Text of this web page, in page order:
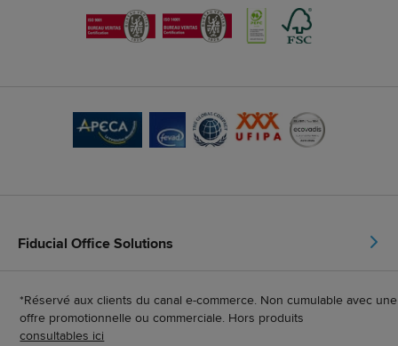
Fiducial Office Solutions
*Réservé aux clients du canal e-commerce. Non cumulable avec une
offre promotionnelle ou commerciale. Hors produits
consultables ici